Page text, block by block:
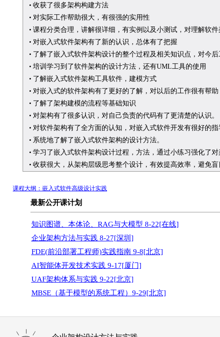
收获了很多架构构建方法
对实际工作帮助很大，有很强的实用性
课程分类合理，讲解很详细，有实例以及小测试，对理解软
对嵌入式软件架构有了新的认识，总体有了把握
了解了嵌入式软件架构设计的整个过程及相关知识点，对今
培训学习到了软件架构的设计方法，还有UML工具的使用
了解嵌入式软件架构工具软件，建模方式
对嵌入式的软件架构有了更好的了解，对以后的工作很有帮助
了解了架构建模的流程等基础知识
对架构有了很多认识，对自己负责的代码有了更清楚的认识。
对软件架构有了全方面的认知，对嵌入式软件开发有很好的
系统地了解了嵌入式软件架构的设计方法。
学习了嵌入式软件架构设计过程，方法，通过小练习强化了
收获很大，从架构层级思考整个设计，有效提高效率，避免盲
课程大纲：嵌入式软件高级设计实践
最新公开课计划
知识图谱、本体论、RAG与大模型 8-22[在线]
企业架构方法与实践 8-27[深圳]
FDE(前沿部署工程师)实践指南 9-8[北京]
AI智能体开发技术实践 9-17[厦门]
UAF架构体系与实践 9-22[北京]
MBSE（基于模型的系统工程）9-29[北京]